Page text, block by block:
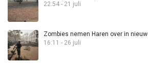
22:54 - 21 juli
Zombies nemen Haren over in
16:11 - 26 juli